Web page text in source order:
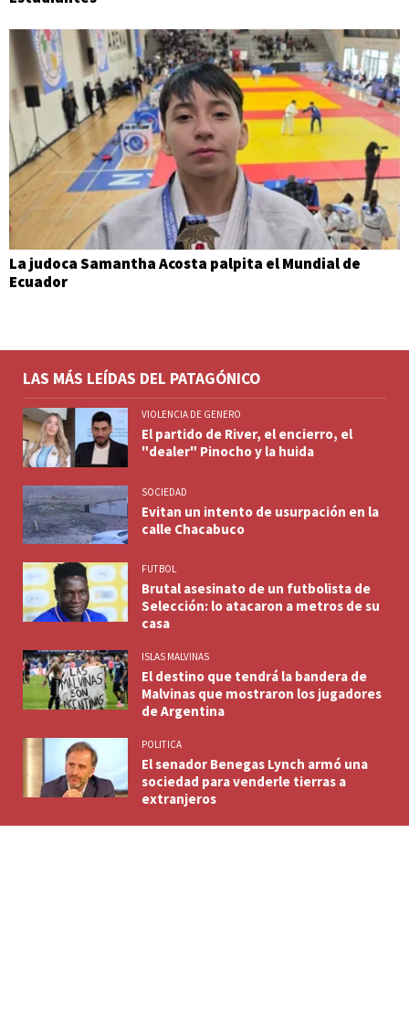
La judoca Samantha Acosta palpita el Mundial de
Ecuador
LAS MÁS LEÍDAS DEL PATAGÓNICO
VIOLENCIA DE GENERO
El partido de River, el encierro, el
"dealer" Pinocho y la huida
SOCIEDAD
Evitan un intento de usurpación en la
calle Chacabuco
FUTBOL
Brutal asesinato de un futbolista de
Selección: lo atacaron a metros de su
casa
ISLAS MALVINAS
El destino que tendrá la bandera de
Malvinas que mostraron los jugadores
de Argentina
POLITICA
El senador Benegas Lynch armó una
sociedad para venderle tierras a
extranjeros